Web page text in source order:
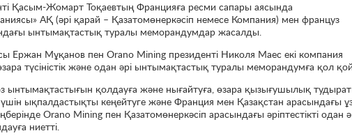
Қасым-Жомарт Тоқаевтың Францияға ресми сапары аясында
АҚ (әрі қарай – Қазатомөнеркәсіп немесе Компания) мен француз
ынтымақтастық туралы меморандумдар жасалды.
Ержан Мұқанов пен Orano Mining президенті Николя Маес екі компания
түсіністік және одан әрі ынтымақтастық туралы меморандумға қол
өз ынтымақтастығын қолдауға және нығайтуға, өзара қызығушылық
ықпалдастықты кеңейтуге және Франция мен Қазақстан арасындағы
Orano Mining пен Қазатомөнеркәсіп арасындағы әріптестікті одан
ниетті.